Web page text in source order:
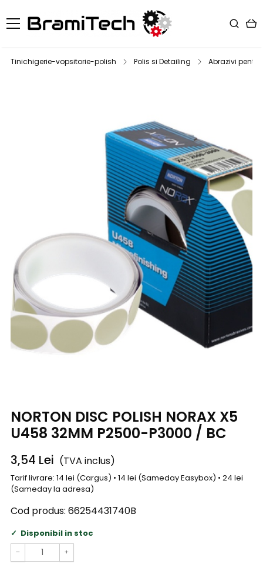
Tinichigerie-vopsitorie-polish Polis si Detailing Abrazivi
NORTON DISC POLISH NORAX X5
U458 32MM P2500-P3000 / BC
3,54 Lei (TVA inclus)
Tarif livrare: 14 lei (Cargus) • 14 lei (Sameday Easybox) • 24 lei
(Sameday la adresa)
Cod produs: 66254431740B
Disponibil in stoc
− +